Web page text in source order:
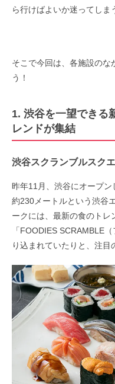
ら行けばよいか迷ってしま
そこで今回は、各施設のな
う！
1. 渋谷を一望できる
レンドが集結
渋谷スクランブルスク
昨年11月、渋谷にオープン
約230メートルという渋谷
ークには、最新の食のトレ
「FOODIES SCRAMBLE
り込まれていたりと、注目